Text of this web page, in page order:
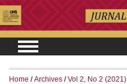
Home /Archives /Vol 2, No 2 (2021)